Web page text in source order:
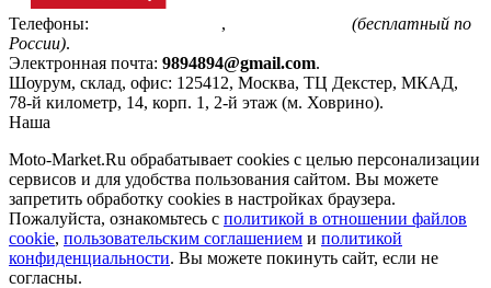
Телефоны: ,
(бесплатный по
России).
Электронная почта: 9894894@gmail.com.
Шоурум, склад, офис: 125412, Москва, ТЦ Декстер, МКАД,
78-й километр, 14, корп. 1, 2-й этаж (м. Ховрино).
Наша
Moto-Market.Ru обрабатывает сookies с целью персонализации
сервисов и для удобства пользования сайтом. Вы можете
запретить обработку сookies в настройках браузера.
Пожалуйста, ознакомьтесь с политикой в отношении файлов
cookie, пользовательским соглашением и политикой
конфиденциальности. Вы можете покинуть сайт, если не
согласны.